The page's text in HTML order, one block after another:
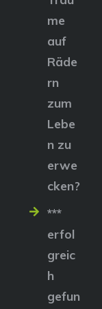
me
auf
Räde
rn
zum
Lebe
n zu
erwe
cken?
***
erfol
greic
h
gefun